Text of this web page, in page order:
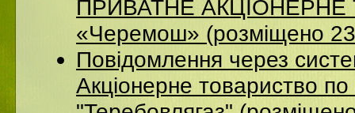
ПРИВАТНЕ АКЦІОНЕРНЕ
«Черемош» (розміщено
Повідомлення через
Акціонерне товариство по